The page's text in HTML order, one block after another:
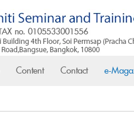
Content Contact e-